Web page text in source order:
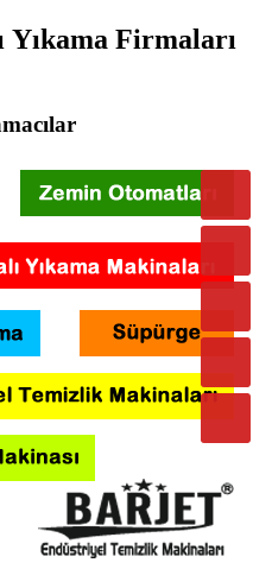
Yıkama Firmaları